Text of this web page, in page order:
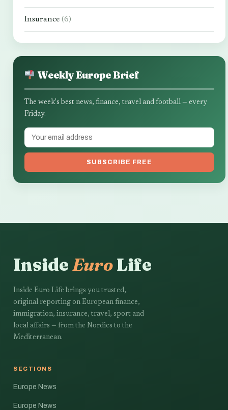
Insurance (6)
Weekly Europe Brief
The week's best news, finance, travel and football — every
Friday.
SUBSCRIBE FREE
InsideEuroLife
Inside Euro Life brings you trusted,
original reporting on European finance,
immigration, insurance, travel, sport and
local affairs — from the Nordics to the
Mediterranean.
SECTIONS
Europe News
Europe News